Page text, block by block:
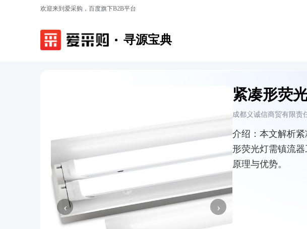
欢迎来到爱采购，百度旗下B2B平台
寻源宝典
‹ ›
紧凑形荧
成都义诚信商贸有限责
介绍： 本文解析
形荧光灯需镇流
原理与优势。